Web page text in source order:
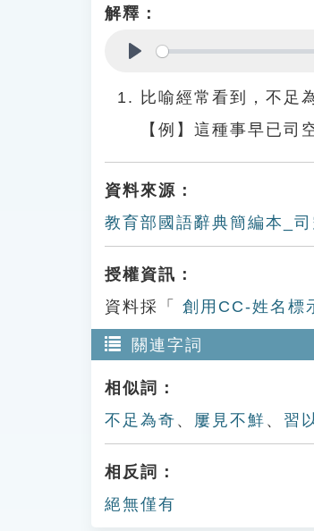
解釋：
比喻經常看到，不足
【例】這種事早已司
資料來源：
教育部國語辭典簡編本_
授權資訊：
資料採「
創用CC-姓名標
關連字詞
相似詞：
不足為奇 、 屢見不鮮 、 習
相反詞：
絕無僅有